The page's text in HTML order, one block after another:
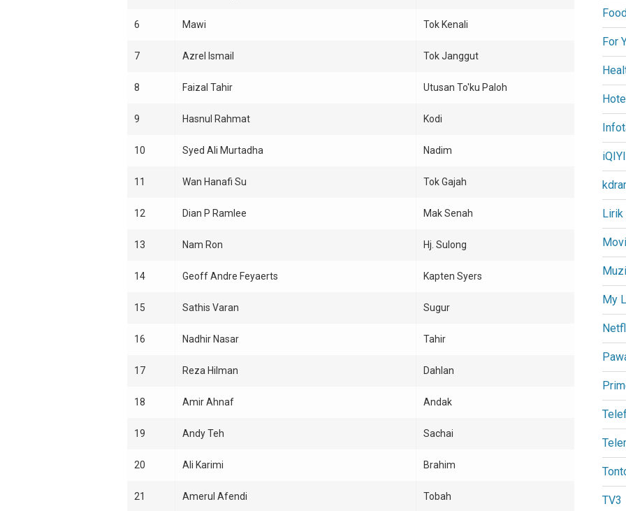
6 Mawi Tok Kenali
7 Azrel Ismail Tok Janggut
8 Faizal Tahir Utusan To'ku Paloh
9 Hasnul Rahmat Kodi
10 Syed Ali Murtadha Nadim
11 Wan Hanafi Su Tok Gajah
12 Dian P Ramlee Mak Senah
13 Nam Ron Hj. Sulong
14 Geoff Andre Feyaerts Kapten Syers
15 Sathis Varan Sugur
16 Nadhir Nasar Tahir
17 Reza Hilman Dahlan
18 Amir Ahnaf Andak
19 Andy Teh Sachai
20 Ali Karimi Brahim
21 Amerul Afendi Tobah
For
iQIYI
Lirik
My
TV3